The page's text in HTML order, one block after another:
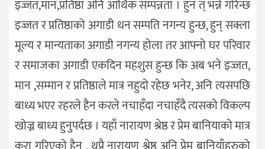
इज्जत,मान,प्रतिष्ठा अनि आर्थिक सम्पन्नता । हुन त् भन्ने गरिन्छ
इज्जत र प्रतिष्ठाको अगाडी धन सम्पति नगन्य हुन्छ, हुन् सक्ला
मूल्य र मान्यताका अगाडी नगन्य होला तर आफ्नो घर परिवार
र समाजका अगाडी एकदिन महशुस हुन्छ कि अब भने इज्जत,
मान ,सम्मान र प्रतिष्ठाले मात्र नहुदो रहेछ भनेर, अनि त्यसपछि
बाध्य भएर रहरले हैन करले नचाहँदा नचाहँदै त्यसको विकल्प
खोज्न बाध्य हुनुपर्दछ । यहाँ नारायण श्रेष्ठ र प्रेम बानियाको मात्र